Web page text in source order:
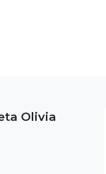
Olivia